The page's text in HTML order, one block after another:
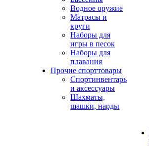
Водное оружие
Матрасы и
круги
Наборы для
игры в песок
Наборы для
плавания
Прочие спорттовары
Спортинвентарь
и аксессуары
Шахматы,
шашки, нарды